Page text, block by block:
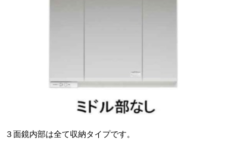
３面鏡内部は全て収納タイプです。